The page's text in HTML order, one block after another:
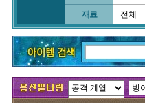
재료 전체